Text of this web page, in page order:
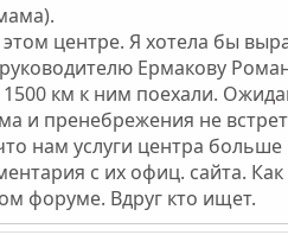
центре. Я хотела бы
Ермакову
км к ним поехали.
и пренебрежения не
нам услуги центра
с их офиц. сайта.
форуме. Вдруг кто ищет.